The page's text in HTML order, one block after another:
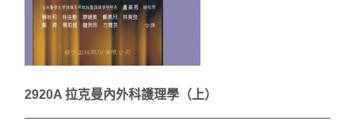
2920A 拉克曼內外科護理學（上）